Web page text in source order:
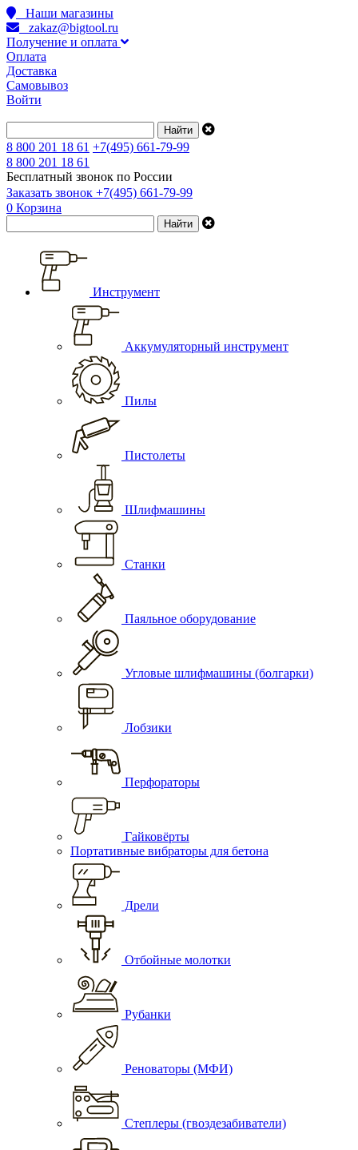
Наши магазины
zakaz@bigtool.ru
Получение и оплата
Оплата
Доставка
Самовывоз
Войти
8 800 201 18 61 +7(495) 661-79-99
8 800 201 18 61
Бесплатный звонок по России
Заказать звонок +7(495) 661-79-99
0 Корзина
Инструмент
Аккумуляторный инструмент
Пилы
Пистолеты
Шлифмашины
Станки
Паяльное оборудование
Угловые шлифмашины (болгарки)
Лобзики
Перфораторы
Гайковёрты
Портативные вибраторы для бетона
Дрели
Отбойные молотки
Рубанки
Реноваторы (МФИ)
Степлеры (гвоздезабиватели)